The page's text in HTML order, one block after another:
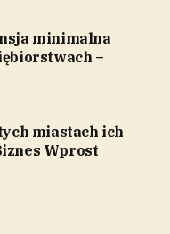
minimalna
–
miastach ich
Wprost